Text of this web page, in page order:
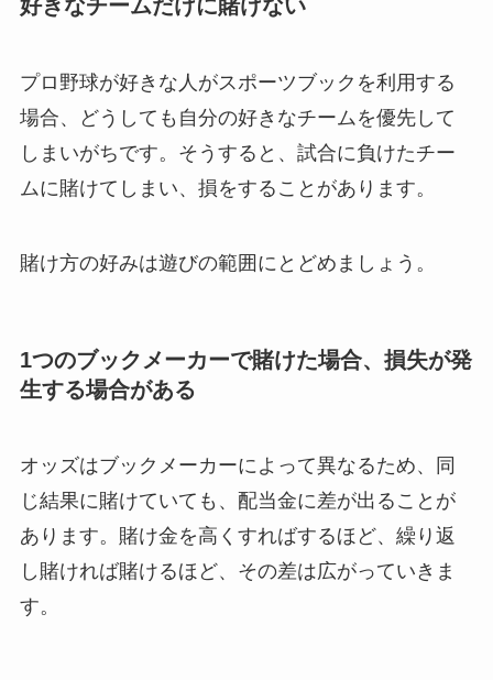
好きなチームだけに賭けない
プロ野球が好きな人がスポーツブックを利用する
場合、どうしても自分の好きなチームを優先して
しまいがちです。そうすると、試合に負けたチー
ムに賭けてしまい、損をすることがあります。
賭け方の好みは遊びの範囲にとどめましょう。
1つのブックメーカーで賭けた場合、損失が発
生する場合がある
オッズはブックメーカーによって異なるため、同
じ結果に賭けていても、配当金に差が出ることが
あります。賭け金を高くすればするほど、繰り返
し賭ければ賭けるほど、その差は広がっていきま
す。